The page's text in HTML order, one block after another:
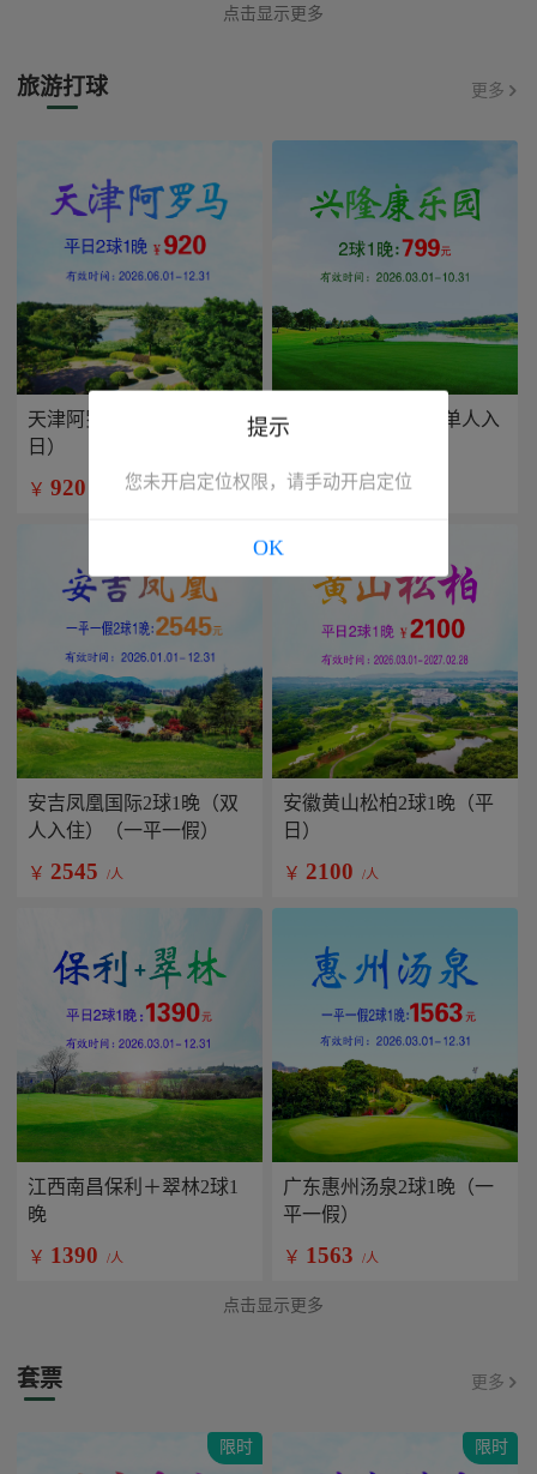
点击显示更多
旅游打球 更多
天津阿罗马2球1晚（平
日）
￥ 920
兴隆康乐园2球1晚(单人入
￥799 /人
安吉凤凰国际2球1晚（双
人入住）（一平一假）
￥ 2545 /人
安徽黄山松柏2球1晚（平
日）
￥ 2100 /人
江西南昌保利＋翠林2球1
晚
￥ 1390 /人
广东惠州汤泉2球1晚（一
平一假）
￥ 1563 /人
点击显示更多
套票 更多
限时 限时
提示
您未开启定位权限，请手动开启定位
OK